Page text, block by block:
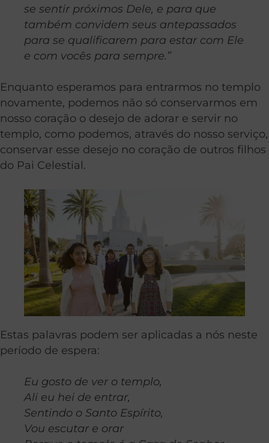
se sentir próximos Dele, e para que
também convidem seus antepassados
para se qualificarem para estar com Ele
e com vocês para sempre.”
Enquanto esperamos para entrarmos no templo
novamente, podemos não só conservarmos em
nosso coração o desejo de adorar e servir no
templo, como podemos, através do nosso serviço,
conservar esse desejo no coração de outros filhos
do Pai Celestial.
Estas palavras podem ser aplicadas a nós neste
período de espera:
Eu gosto de ver o templo,
Ali eu hei de entrar,
Sentindo o Santo Espírito,
Vou escutar e orar